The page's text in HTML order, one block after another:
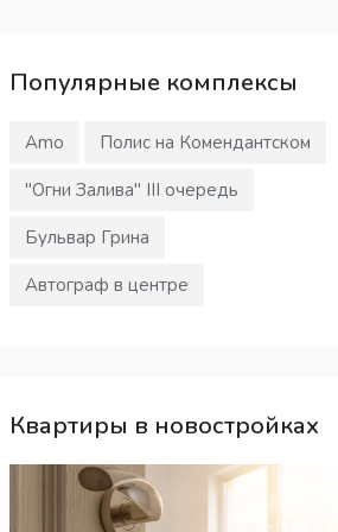
Популярные комплексы
Amo
Полис на Комендантском
"Огни Залива" III очередь
Бульвар Грина
Автограф в центре
Квартиры в новостройках